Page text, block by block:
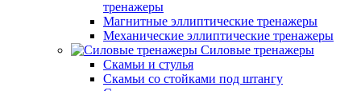
тренажеры
Магнитные эллиптические тренажеры
Механические эллиптические тренажеры
Силовые тренажеры
Скамьи и стулья
Скамьи со стойками под штангу